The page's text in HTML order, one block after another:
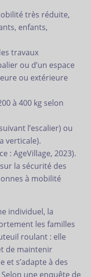
très réduite,
enfants,
travaux
ou d’un espace
ou extérieure
à 400 kg selon
l’escalier) ou
verticale).
: AgeVillage, 2023).
la sécurité des
à mobilité
individuel, la
les familles
roulant : elle
de maintenir
et s’adapte à des
une enquête de